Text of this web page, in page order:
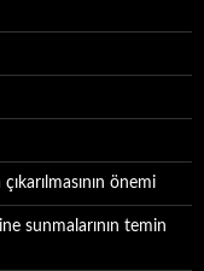
önemi
sunmalarının temin